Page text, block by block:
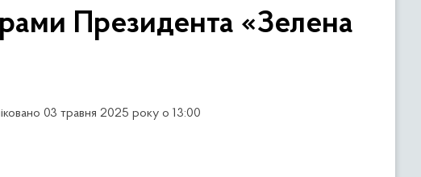
Президента «Зелена
03 травня 2025 року о 13:00